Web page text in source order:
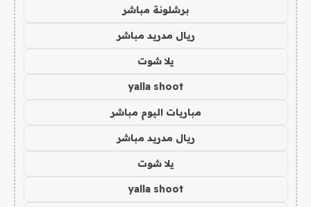
برشلونة مباشر
ريال مدريد مباشر
يلا شوت
yalla shoot
مباريات اليوم مباشر
ريال مدريد مباشر
يلا شوت
yalla shoot